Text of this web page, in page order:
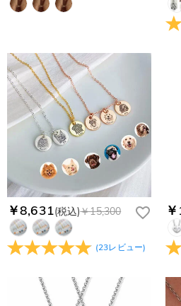
￥8,631(税込)￥15,300
(23レビュー)